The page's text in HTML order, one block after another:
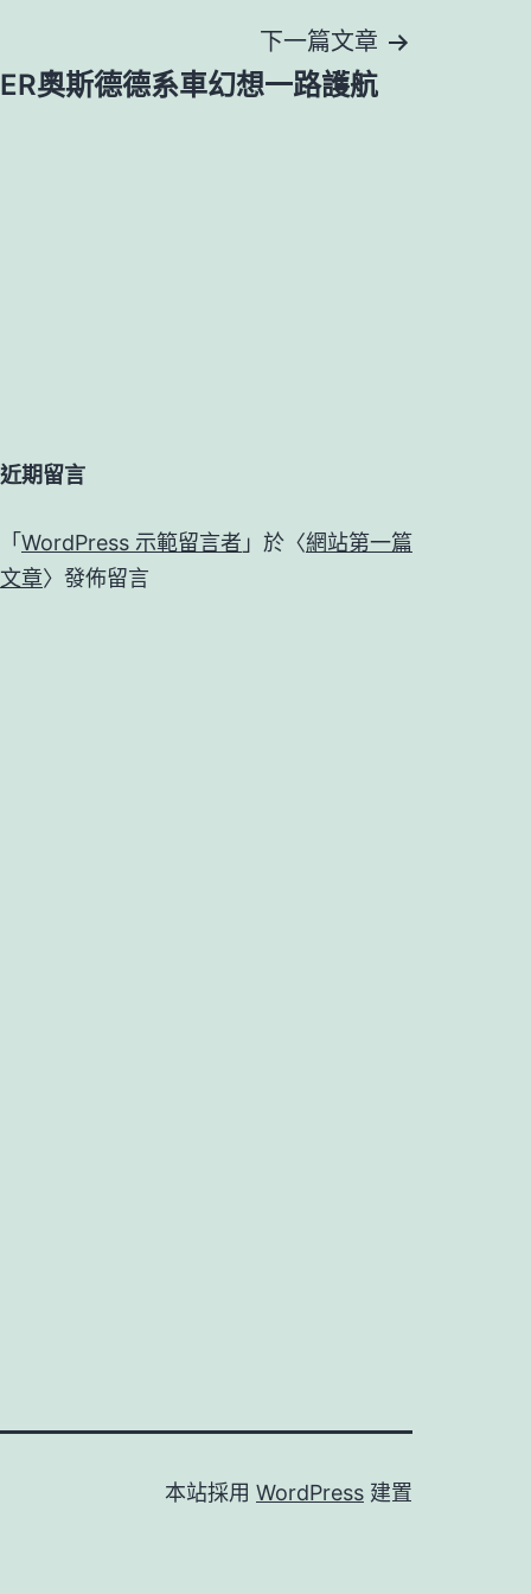
下一篇文章
奧斯德德系車幻想一路護航
近期留言
「 WordPress 示範留言者 」於〈網站第一篇
文章〉發佈留言
本站採用 WordPress 建置